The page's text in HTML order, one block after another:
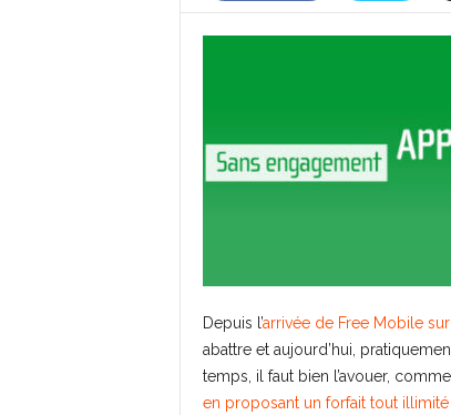
Depuis l’arrivée de Free Mobile
abattre et aujourd’hui,
temps, il faut bien l’avouer, comme
en proposant un forfait tout